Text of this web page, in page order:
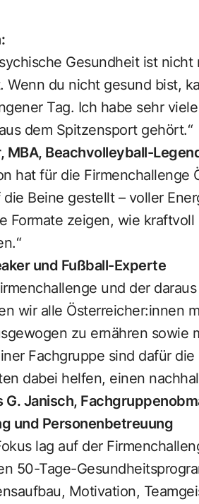
Gesundheit ist
Wenn du nicht gesund bist,
Tag. Ich habe sehr
dem Spitzensport gehört.“
MBA, Beachvolleyball-
hat für die
Beine gestellt – voller
Formate zeigen, wie
und Fußball-Experte
und der
wir alle Österreicher:innen
zu ernähren sowie
Fachgruppe sind dafür
dabei helfen, einen
G. Janisch,
und Personenbetreuung
lag auf der
50-Tage-
Motivation,